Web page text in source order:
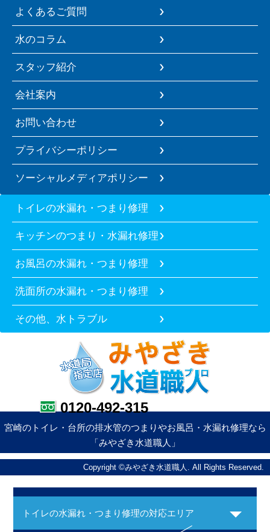
よくあるご質問
水のコラム
スタッフ紹介
会社案内
お問い合わせ
プライバシーポリシー
ソーシャルメディアポリシー
トイレの水漏れ・つまり修理
キッチンのつまり・水漏れ修理
お風呂の水漏れ・つまり修理
洗面所の水漏れ・つまり修理
その他、水トラブル
0120-492-315
宮崎のトイレ・台所の排水管のつまりやお風呂・水漏れ修理なら
「みやざき水道職人」
Copyright ©みやざき水道職人. All Rights Reserved.
トイレの水漏れ・つまり修理の対応エリア